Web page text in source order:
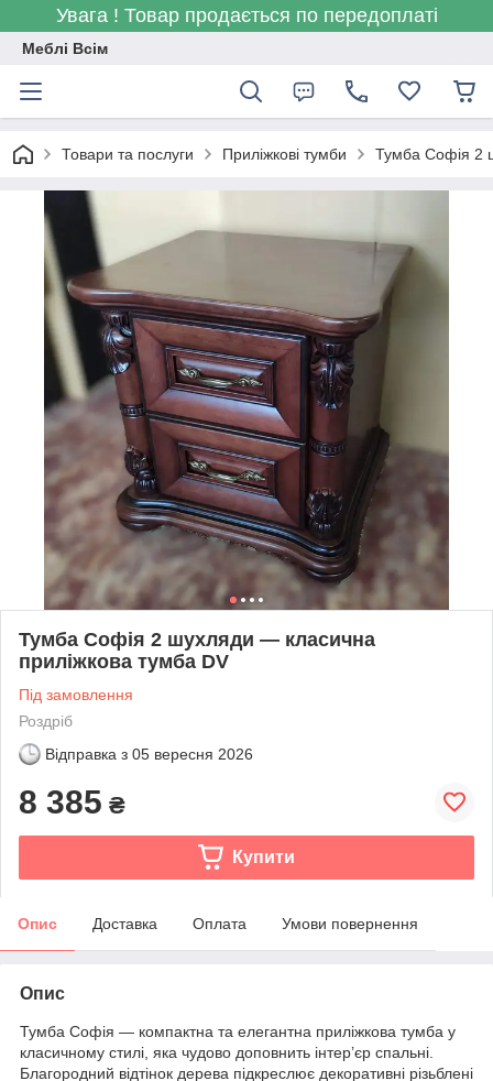
Увага ! Товар продається по передоплаті
Меблі Всім
Товари та послуги Приліжкові тумби Тумба Софія 2
Тумба Софія 2 шухляди — класична
приліжкова тумба DV
Під замовлення
Роздріб
Відправка з 05 вересня 2026
8 385 ₴
Купити
Опис Доставка Оплата Умови повернення
Опис
Тумба Софія — компактна та елегантна приліжкова тумба у
класичному стилі, яка чудово доповнить інтер’єр спальні.
Благородний відтінок дерева підкреслює декоративні різьблені